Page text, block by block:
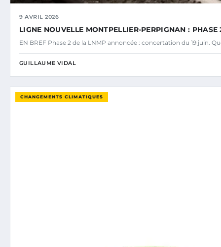
9 AVRIL 2026
LIGNE NOUVELLE MONTPELLIER-PERPIGNAN :
EN BREF Phase 2 de la LNMP annoncée : concertation du 19 juin.
GUILLAUME VIDAL
CHANGEMENTS CLIMATIQUES